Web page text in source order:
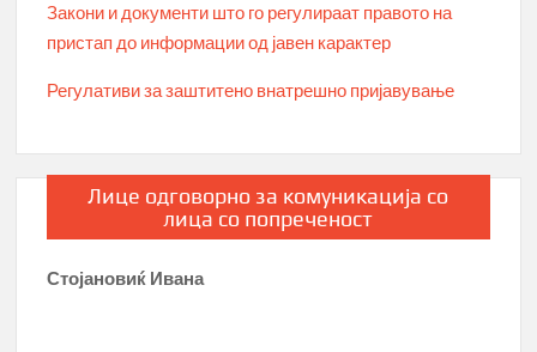
Закони и документи што го регулираат правото на
пристап до информации од јавен карактер
Регулативи за заштитено внатрешно пријавување
Лице одговорно за комуникација со
лица со попреченост
Стојановиќ Ивана